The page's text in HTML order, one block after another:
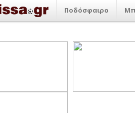
Ποδόσφαιρο